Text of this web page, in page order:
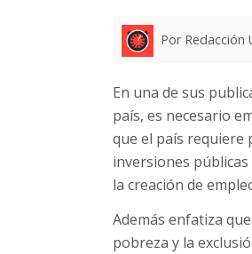
Por Redacción
En una de sus
país, es necesario
que el país requiere
inversiones
la creación de
Además enfatiza
pobreza y la